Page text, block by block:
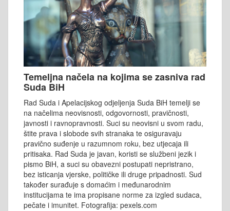
Temeljna načela na kojima se zasniva rad
Suda BiH
Rad Suda i Apelacijskog odjeljenja Suda BiH temelji se
na načelima neovisnosti, odgovornosti, pravičnosti,
javnosti i ravnopravnosti. Suci su neovisni u svom radu,
štite prava i slobode svih stranaka te osiguravaju
pravično suđenje u razumnom roku, bez utjecaja ili
pritisaka. Rad Suda je javan, koristi se službeni jezik i
pismo BiH, a suci su obavezni postupati nepristrano,
bez isticanja vjerske, političke ili druge pripadnosti. Sud
također surađuje s domaćim i međunarodnim
institucijama te ima propisane norme za izgled sudaca,
pečate i imunitet. Fotografija: pexels.com